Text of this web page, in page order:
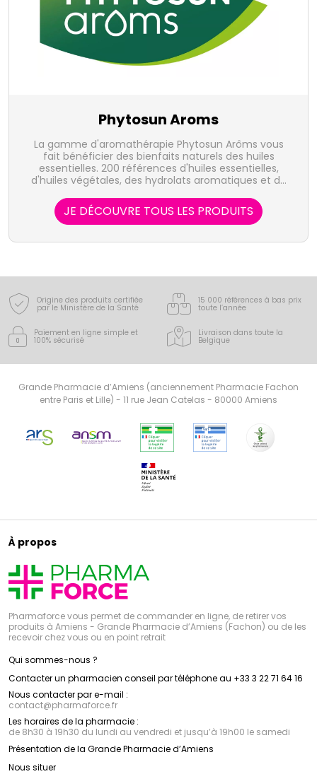
Phytosun Aroms
La gamme d'aromathérapie Phytosun Arôms vous
fait bénéficier des bienfaits naturels des huiles
essentielles. 200 références d'huiles essentielles,
d'huiles végétales, des hydrolats aromatiques et de
et aux maux du quotidien.
JE DÉCOUVRE TOUS LES PRODUITS
Origine des produits certifiée
par le Ministère de la Santé
15 000 références à bas prix
toute l’année
Paiement en ligne simple et
100% sécurisé
Livraison dans toute la
Belgique
Grande Pharmacie d’Amiens (anciennement Pharmacie Fachon
entre Paris et Lille) - 11 rue Jean Catelas - 80000 Amiens
À propos
Pharmaforce vous permet de commander en ligne, de retirer vos
produits à Amiens - Grande Pharmacie d’Amiens (Fachon) ou de les
recevoir chez vous ou en point retrait
Qui sommes-nous ?
Contacter un pharmacien conseil par téléphone au +33 3 22 71 64 16
Nous contacter par e-mail :
contact@pharmaforce.fr
Les horaires de la pharmacie :
de 8h30 à 19h30 du lundi au vendredi et jusqu’à 19h00 le samedi
Présentation de la Grande Pharmacie d’Amiens
Nous situer